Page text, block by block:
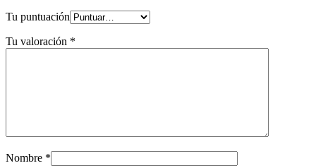
Tu puntuación
Tu valoración *
Nombre *